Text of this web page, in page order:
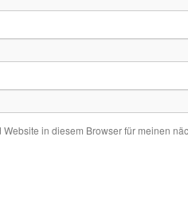
in diesem Browser für meinen